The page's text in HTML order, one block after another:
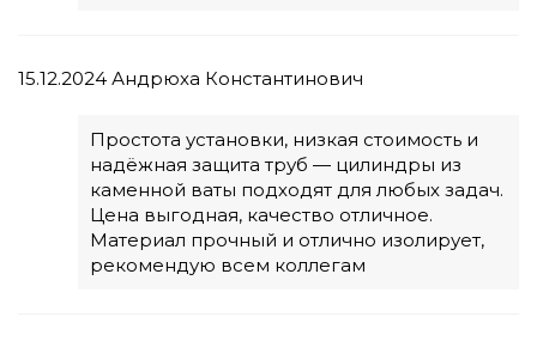
15.12.2024 Андрюха Константинович
Простота установки, низкая стоимость и
надёжная защита труб — цилиндры из
каменной ваты подходят для любых задач.
Цена выгодная, качество отличное.
Материал прочный и отлично изолирует,
рекомендую всем коллегам